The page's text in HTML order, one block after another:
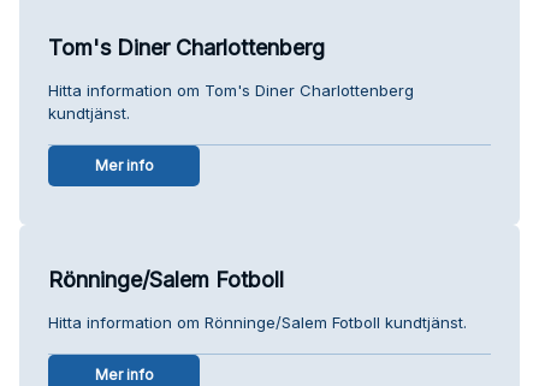
Tom's Diner Charlottenberg
Hitta information om Tom's Diner Charlottenberg
kundtjänst.
Mer info
Rönninge/Salem Fotboll
Hitta information om Rönninge/Salem Fotboll kundtjänst.
Mer info